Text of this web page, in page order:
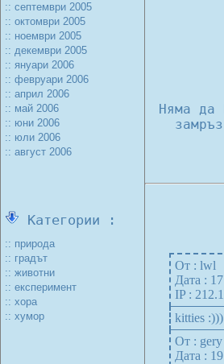
:: септември 2005
:: октомври 2005
:: ноември 2005
:: декември 2005
:: януари 2006
:: февруари 2006
:: април 2006
:: май 2006
:: юни 2006
:: юли 2006
:: август 2006
Категории :
:: природа
:: градът
:: животни
:: експеримент
:: хора
:: хумор
Няма да
От : lwl
Дата :
IP :
kitties
От : gery
Дата :